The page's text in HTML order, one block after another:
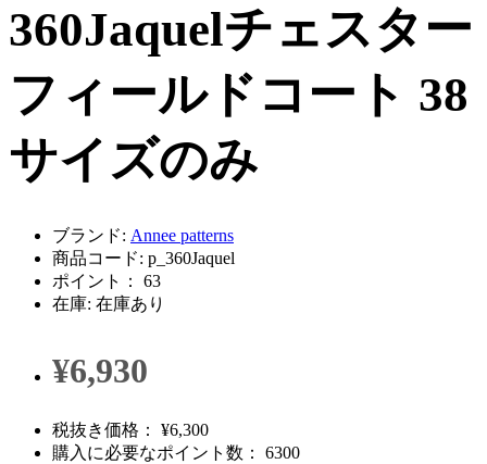
360Jaquelチェスター
フィールドコート 38
サイズのみ
ブランド: Annee patterns
商品コード: p_360Jaquel
ポイント： 63
在庫: 在庫あり
¥6,930
税抜き価格： ¥6,300
購入に必要なポイント数： 6300